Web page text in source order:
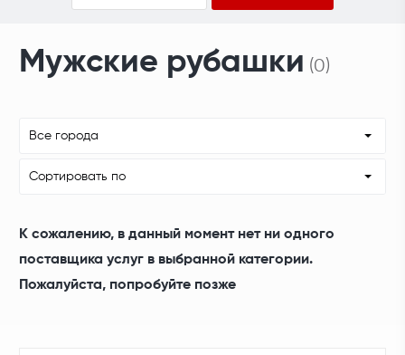
Мужские рубашки (0)
Все города
Сортировать по
К сожалению, в данный момент нет ни одного
поставщика услуг в выбранной категории.
Пожалуйста, попробуйте позже